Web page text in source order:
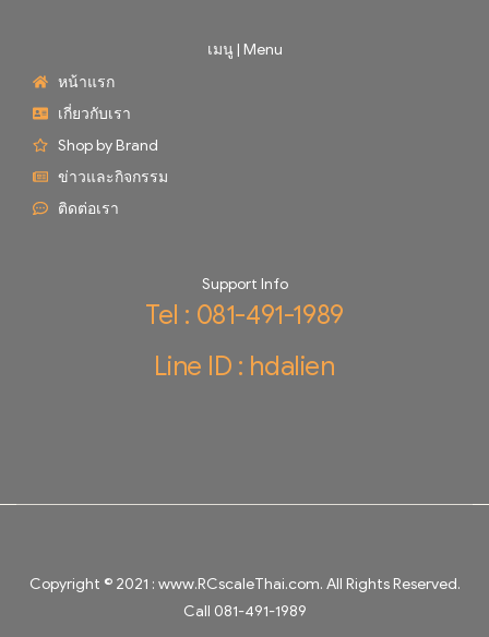
เมนู | Menu
หน้าแรก
เกี่ยวกับเรา
Shop by Brand
ข่าวและกิจกรรม
ติดต่อเรา
Support Info
Tel : 081-491-1989
Line ID : hdalien
Copyright © 2021 : www.RCscaleThai.com. All Rights Reserved.
Call 081-491-1989